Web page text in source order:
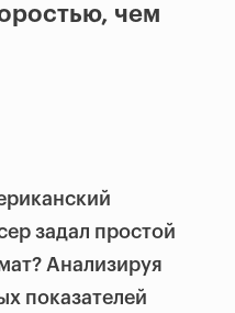
чем
задал простой
Анализируя
показателей